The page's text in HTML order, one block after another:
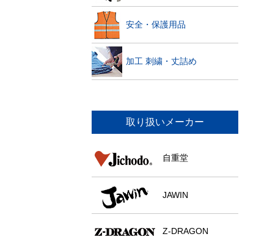
安全・保護用品
加工 刺繍・丈詰め
取り扱いメーカー
自重堂
JAWIN
Z-DRAGON